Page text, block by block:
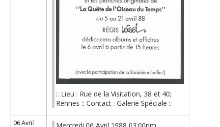
:: Lieu : Rue de la Visitation, 38 et 40;
Rennes :: Contact : Galerie Spéciale ::
06 Avril